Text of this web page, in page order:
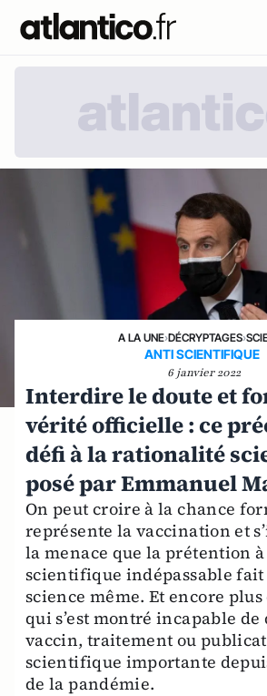
A LA UNE›DÉCRYPTAGES›
ANTI SCIENTIFIQUE
6 janvier 2022
Interdire le doute et
vérité officielle : ce
défi à la rationalité
posé par Emmanuel
On peut croire à la chance
représente la vaccination et
la menace que la prétention
scientifique indépassable fait
science même. Et encore
qui s’est montré incapable
vaccin, traitement ou
scientifique importante
de la pandémie.